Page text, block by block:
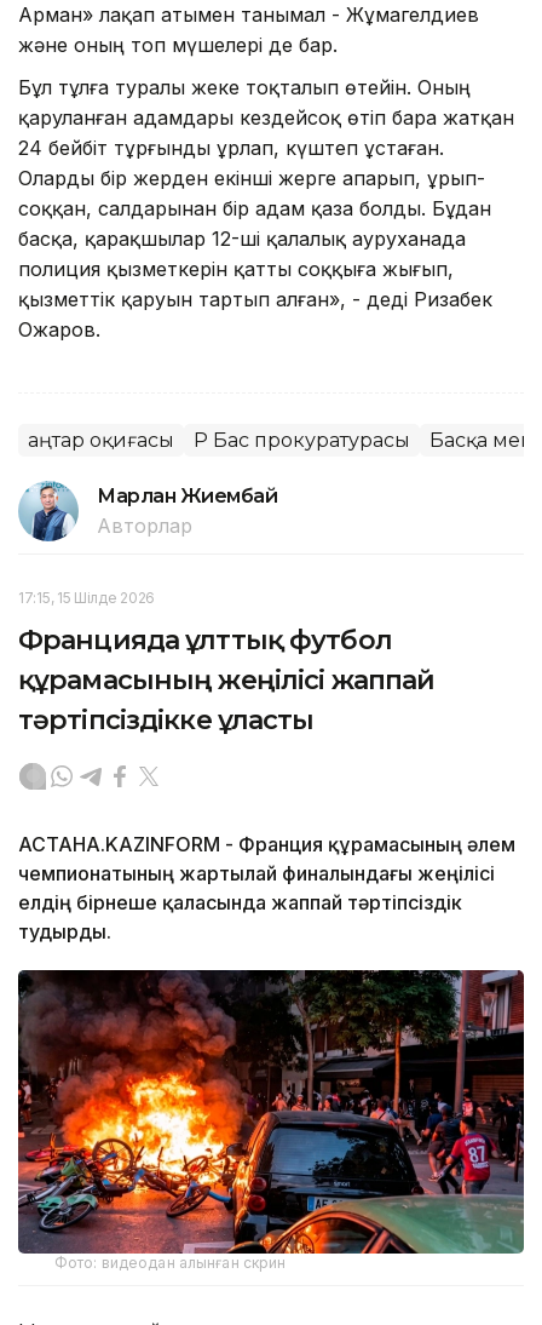
Арман» лақап атымен танымал - Жұмагелдиев
және оның топ мүшелері де бар.
Бұл тұлға туралы жеке тоқталып өтейін. Оның
қаруланған адамдары кездейсоқ өтіп бара жатқан
24 бейбіт тұрғынды ұрлап, күштеп ұстаған.
Оларды бір жерден екінші жерге апарып, ұрып-
соққан, салдарынан бір адам қаза болды. Бұдан
басқа, қарақшылар 12-ші қалалық ауруханада
полиция қызметкерін қатты соққыға жығып,
қызметтік қаруын тартып алған», - деді Ризабек
Ожаров.
Қаңтар оқиғасы ҚР Бас прокуратурасы Басқа
Марлан Жиембай
Авторлар
17:15, 15 Шілде 2026
Францияда ұлттық футбол
құрамасының жеңілісі жаппай
тәртіпсіздікке ұласты
АСТАНА.KAZINFORM - Франция құрамасының әлем
чемпионатының жартылай финалындағы жеңілісі
елдің бірнеше қаласында жаппай тәртіпсіздік
тудырды.
Фото: видеодан алынған скрин